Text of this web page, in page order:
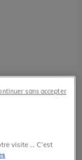
ET 200
visite … C’est
sans accepter